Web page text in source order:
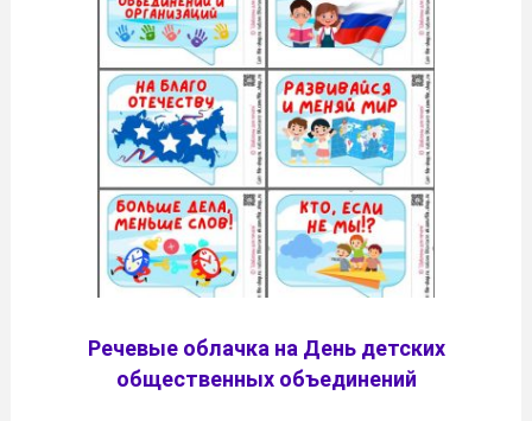
Речевые облачка на День детских
общественных объединений